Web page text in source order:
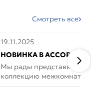
Смотреть все
19.11.2025
НОВИНКА В
ДВЕРИ GLOSSMAT —
НЕОКЛАССИКА И УЮТ
Мы рады представить
коллекцию
GlossMat